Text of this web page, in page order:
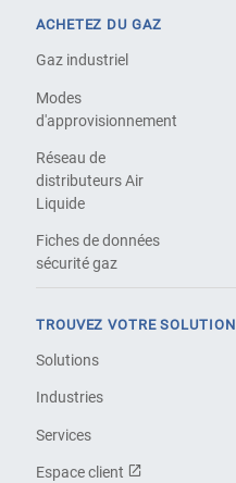
ACHETEZ DU GAZ
Gaz industriel
Modes
d'approvisionnement
Réseau de
distributeurs Air
Liquide
Fiches de données
sécurité gaz
TROUVEZ VOTRE SOLUTION
Solutions
Industries
Services
Espace client